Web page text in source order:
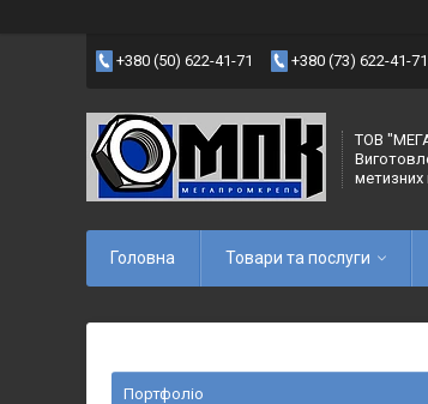
+380 (50) 622-41-71 +380 (73) 622-41-71
ТОВ
метизних
Головна Товари та послуги
Портфоліо